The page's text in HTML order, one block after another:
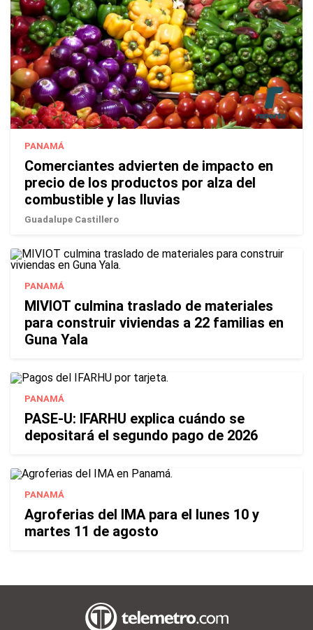
PANAMÁ
Comerciantes advierten de impacto en
precio de los productos por alza del
combustible y las lluvias
Guadalupe Castillero
PANAMÁ
MIVIOT culmina traslado de materiales
para construir viviendas a 22 familias en
Guna Yala
PANAMÁ
PASE-U: IFARHU explica cuándo se
depositará el segundo pago de 2026
PANAMÁ
Agroferias del IMA para el lunes 10 y
martes 11 de agosto